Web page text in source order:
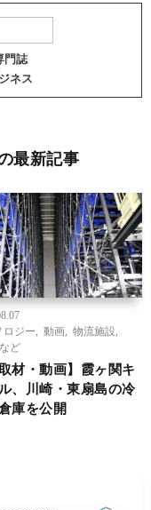
門誌
ネス
最新記事
ロジー
動画 物流施設
ど
取材・動画】霞ヶ関キ
、川崎・東扇島の冷
庫を公開